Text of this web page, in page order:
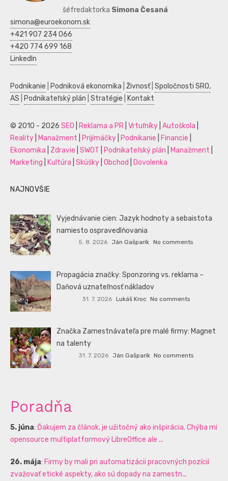
šéfredaktorka Simona Česaná
simona@euroekonom.sk
+421 907 234 066
+420 774 699 168
LinkedIn
Podnikanie Podniková ekonomika Živnosť| Spoločnosti SRO,
AS
Podnikateľský plán Stratégie Kontakt
© 2010 - 2026 SEO Reklama a PR Vrtuľníky Autoškola
Reality
Manažment Prijímáčky Podnikanie Financie
Ekonomika
Zdravie SWOT Podnikateľský plán Manažment
Marketing
Kultúra Skúšky Obchod Dovolenka
NAJNOVŠIE
Vyjednávanie cien: Jazyk hodnoty a sebaistota
namiesto ospravedlňovania
5. 8. 2026 Ján Gašparík No comments
Propagácia značky: Sponzoring vs. reklama –
Daňová uznateľnosť nákladov
31. 7. 2026 Lukáš Kroc No comments
Značka Zamestnávateľa pre malé firmy: Magnet
na talenty
31. 7. 2026 Ján Gašparík No comments
Poradňa
5. júna: Ďakujem za článok, je užitočný ako inšpirácia. Chýba mi
opensource multiplatformový LibreOffice ale ...
26. mája: Firmy by mali pri automatizácii pracovných pozícií
zvažovať etické aspekty, ako sú dopady na zamestn...